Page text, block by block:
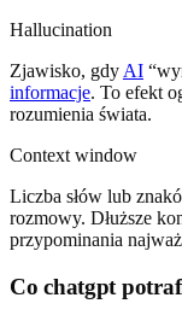
Hallucination
Zjawisko, gdy AI
informacje. To efekt
rozumienia świata.
Context window
Liczba słów lub
rozmowy. Dłuższe
przypominania
Co chatgpt